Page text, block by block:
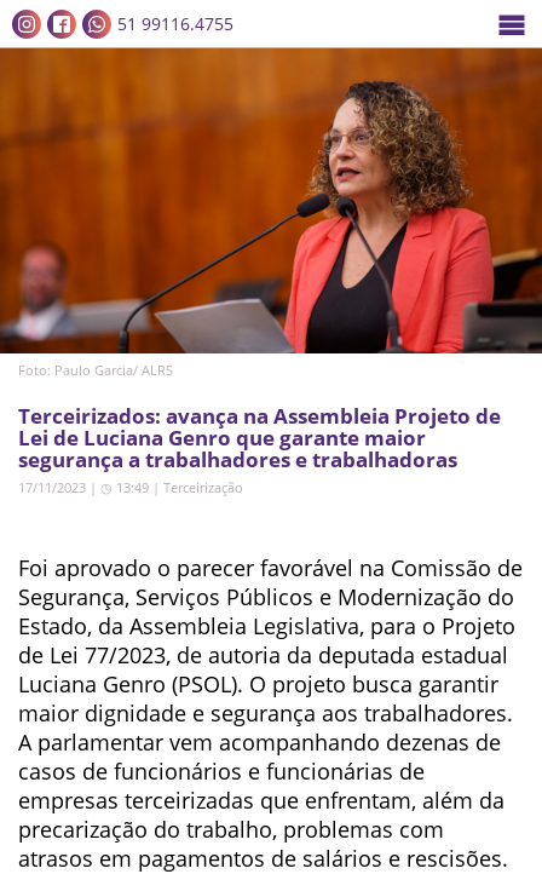
51 99116.4755
Foto: Paulo Garcia/ ALRS
Terceirizados: avança na Assembleia Projeto de
Lei de Luciana Genro que garante maior
segurança a trabalhadores e trabalhadoras
17/11/2023 | ◷ 13:49 | Terceirização
Foi aprovado o parecer favorável na Comissão de
Segurança, Serviços Públicos e Modernização do
Estado, da Assembleia Legislativa, para o Projeto
de Lei 77/2023, de autoria da deputada estadual
Luciana Genro (PSOL). O projeto busca garantir
maior dignidade e segurança aos trabalhadores.
A parlamentar vem acompanhando dezenas de
casos de funcionários e funcionárias de
empresas terceirizadas que enfrentam, além da
precarização do trabalho, problemas com
atrasos em pagamentos de salários e rescisões.